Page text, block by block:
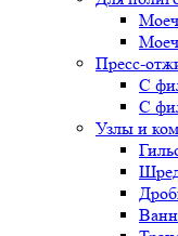
Пресс-
С
С
Узлы и